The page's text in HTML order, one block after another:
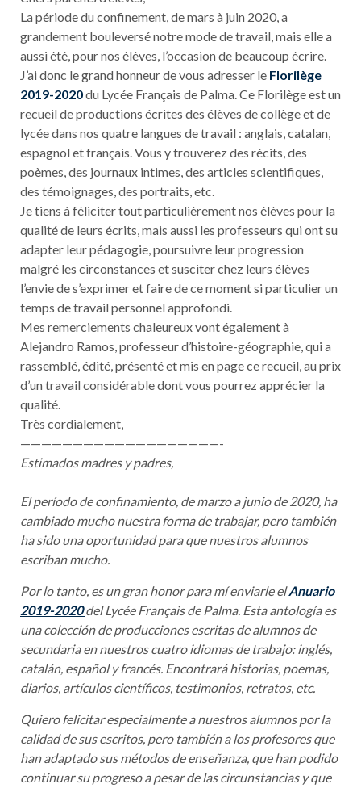
La période du confinement, de mars à juin 2020, a
grandement bouleversé notre mode de travail, mais elle a
aussi été, pour nos élèves, l’occasion de beaucoup écrire.
J’ai donc le grand honneur de vous adresser le Florilège
2019-2020du Lycée Français de Palma. Ce Florilège est un
recueil de productions écrites des élèves de collège et de
lycée dans nos quatre langues de travail : anglais, catalan,
espagnol et français. Vous y trouverez des récits, des
poèmes, des journaux intimes, des articles scientifiques,
des témoignages, des portraits, etc.
Je tiens à féliciter tout particulièrement nos élèves pour la
qualité de leurs écrits, mais aussi les professeurs qui ont su
adapter leur pédagogie, poursuivre leur progression
malgré les circonstances et susciter chez leurs élèves
l’envie de s’exprimer et faire de ce moment si particulier un
temps de travail personnel approfondi.
Mes remerciements chaleureux vont également à
Alejandro Ramos, professeur d’histoire-géographie, qui a
rassemblé, édité, présenté et mis en page ce recueil, au prix
d’un travail considérable dont vous pourrez apprécier la
qualité.
Très cordialement,
———————————————————-
Estimados madres y padres,
El período de confinamiento, de marzo a junio de 2020, ha
cambiado mucho nuestra forma de trabajar, pero también
ha sido una oportunidad para que nuestros alumnos
escriban mucho.
Por lo tanto, es un gran honor para mí enviarle elAnuario
2019-2020del Lycée Français de Palma. Esta antología es
una colección de producciones escritas de alumnos de
secundaria en nuestros cuatro idiomas de trabajo: inglés,
catalán, español y francés. Encontrará historias, poemas,
diarios, artículos científicos, testimonios, retratos, etc.
Quiero felicitar especialmente a nuestros alumnos por la
calidad de sus escritos, pero también a los profesores que
han adaptado sus métodos de enseñanza, que han podido
continuar su progreso a pesar de las circunstancias y que